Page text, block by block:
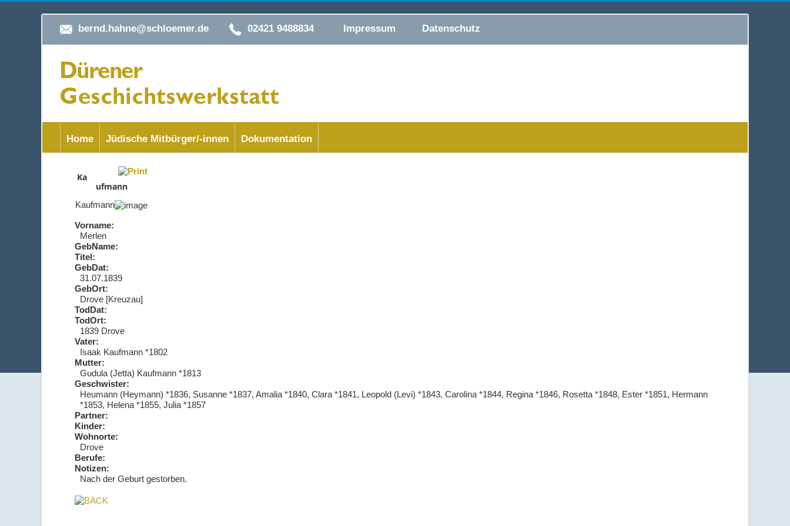
bernd.hahne@schloemer.de 02421 9488834 Impressum Datenschutz
Home Jüdische Mitbürger/-innen Dokumentation
Ka
ufmann
Kaufmann
Vorname:
Merlen
GebName:
Titel:
GebDat:
31.07.1839
GebOrt:
Drove [Kreuzau]
TodDat:
TodOrt:
1839 Drove
Vater:
Isaak Kaufmann *1802
Mutter:
Gudula (Jetta) Kaufmann *1813
Geschwister:
Heumann (Heymann) *1836, Susanne *1837, Amalia *1840, Clara *1841, Leopold (Levi) *1843, Carolina *1844, Regina *1846, Rosetta *1848, Ester *1851, Hermann
*1853, Helena *1855, Julia *1857
Partner:
Kinder:
Wohnorte:
Drove
Berufe:
Notizen:
Nach der Geburt gestorben.